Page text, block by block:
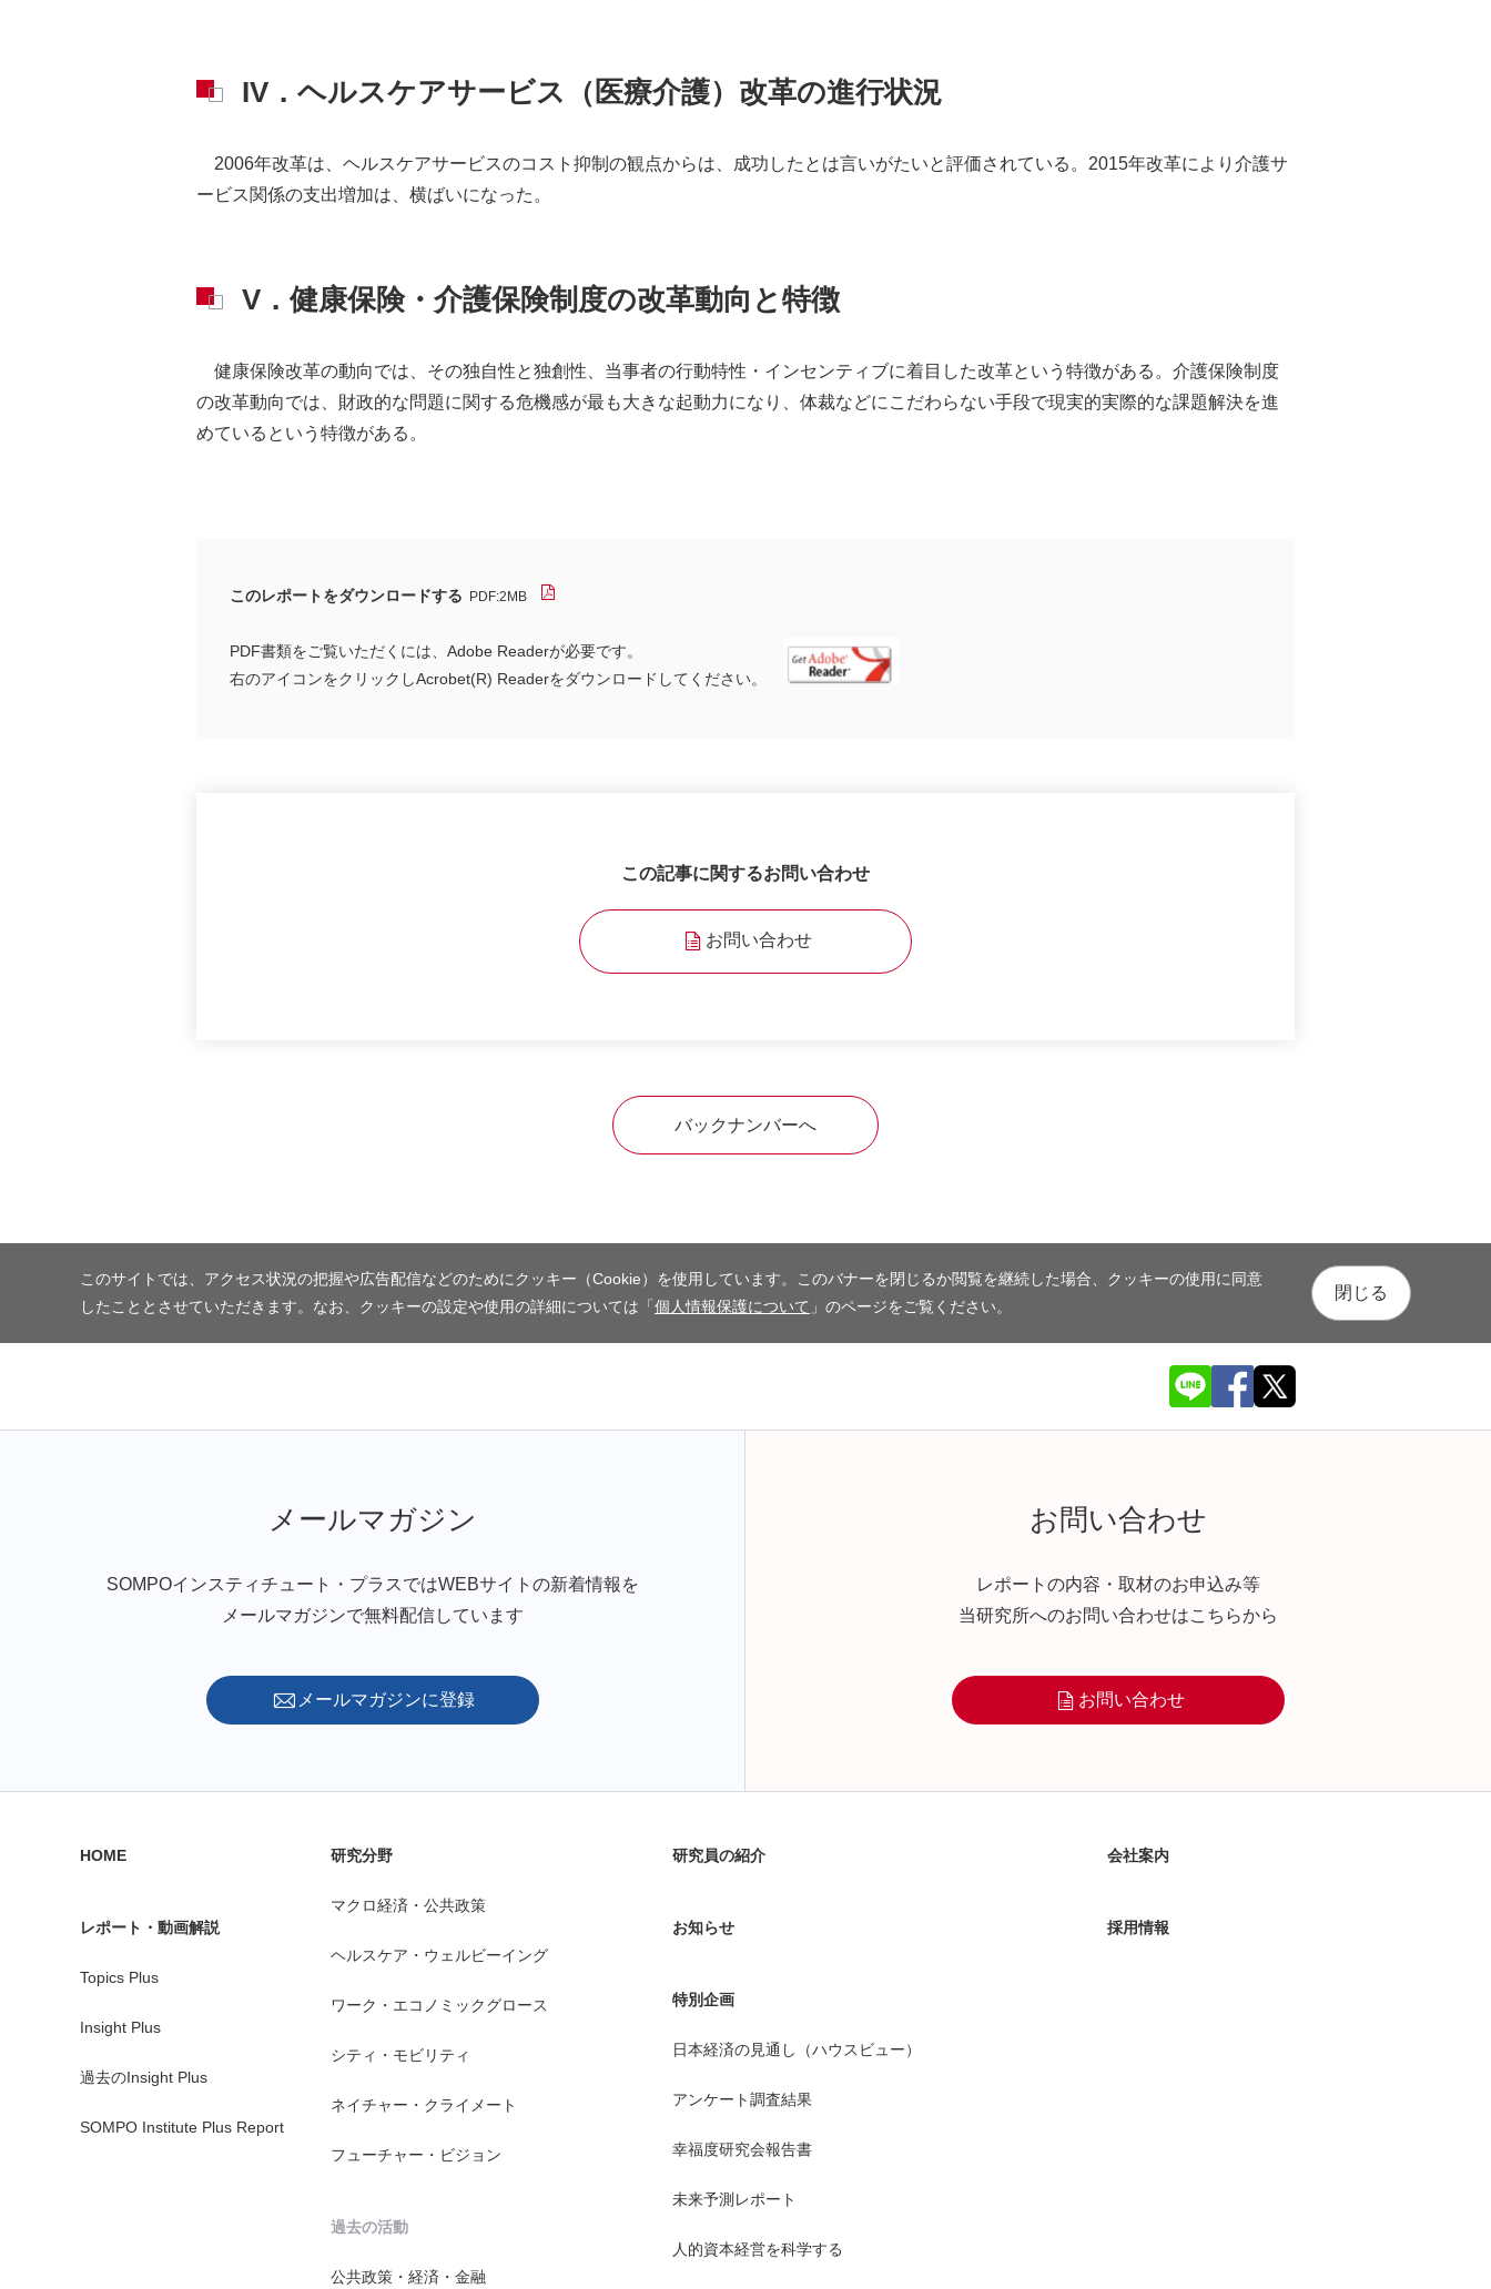
IV．ヘルスケアサービス（医療介護）改革の進行状況
2006年改革は、ヘルスケアサービスのコスト抑制の観点からは、成功したとは言いがたいと評価されている。2015年改革により介護サ
ービス関係の支出増加は、横ばいになった。
V．健康保険・介護保険制度の改革動向と特徴
健康保険改革の動向では、その独自性と独創性、当事者の行動特性・インセンティブに着目した改革という特徴がある。介護保険制度
の改革動向では、財政的な問題に関する危機感が最も大きな起動力になり、体裁などにこだわらない手段で現実的実際的な課題解決を進
めているという特徴がある。
このレポートをダウンロードする PDF:2MB
PDF書類をご覧いただくには、Adobe Readerが必要です。
右のアイコンをクリックしAcrobet(R) Readerをダウンロードしてください。
この記事に関するお問い合わせ
お問い合わせ
バックナンバーへ
このサイトでは、アクセス状況の把握や広告配信などのためにクッキー（Cookie）を使用しています。このバナーを閉じるか閲覧を継続した場合、クッキーの使用に同意
したこととさせていただきます。なお、クッキーの設定や使用の詳細については「 個人情報保護について 」のページをご覧ください。
閉じる
メールマガジン
SOMPOインスティチュート・プラスではWEBサイトの新着情報を
メールマガジンで無料配信しています
メールマガジンに登録
お問い合わせ
レポートの内容・取材のお申込み等
当研究所へのお問い合わせはこちらから
お問い合わせ
HOME
レポート・動画解説
Topics Plus
Insight Plus
過去のInsight Plus
SOMPO Institute Plus Report
研究分野
マクロ経済・公共政策
ヘルスケア・ウェルビーイング
ワーク・エコノミックグロース
シティ・モビリティ
ネイチャー・クライメート
フューチャー・ビジョン
過去の活動
公共政策・経済・金融
研究員の紹介
お知らせ
特別企画
日本経済の見通し（ハウスビュー）
アンケート調査結果
幸福度研究会報告書
未来予測レポート
人的資本経営を科学する
会社案内
採用情報